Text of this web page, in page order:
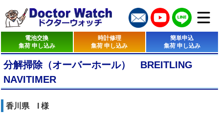
電池交換
集荷 申し込み
時計修理
集荷 申し込み
簡単申込
集荷 申し込み
分解掃除（オーバーホール） BREITLING
NAVITIMER
香川県 I 様